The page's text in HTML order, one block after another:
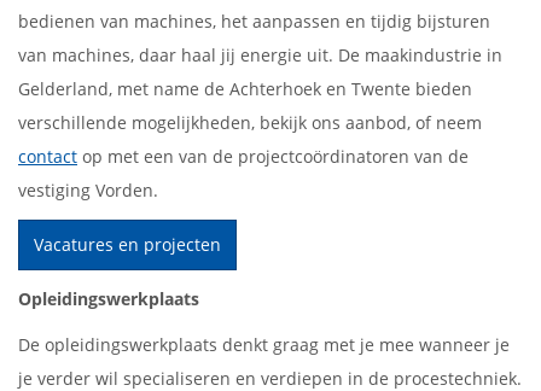
bedienen van machines, het aanpassen en tijdig bijsturen
van machines, daar haal jij energie uit. De maakindustrie in
Gelderland, met name de Achterhoek en Twente bieden
verschillende mogelijkheden, bekijk ons aanbod, of neem
contact op met een van de projectcoördinatoren van de
vestiging Vorden.
Vacatures en projecten
Opleidingswerkplaats
De opleidingswerkplaats denkt graag met je mee wanneer je
je verder wil specialiseren en verdiepen in de procestechniek.